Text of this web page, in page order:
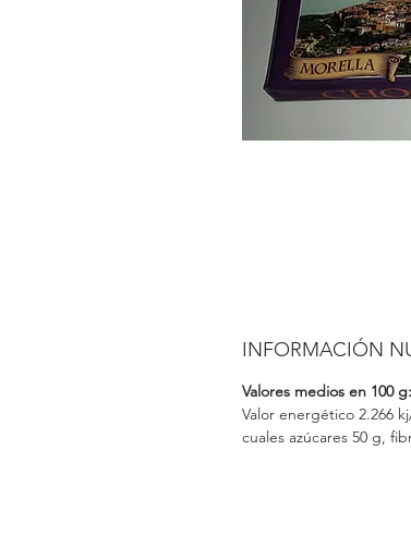
INFORMACIÓN
Valores medios en 100 g:
Valor energético 2.266
cuales azúcares 50 g,